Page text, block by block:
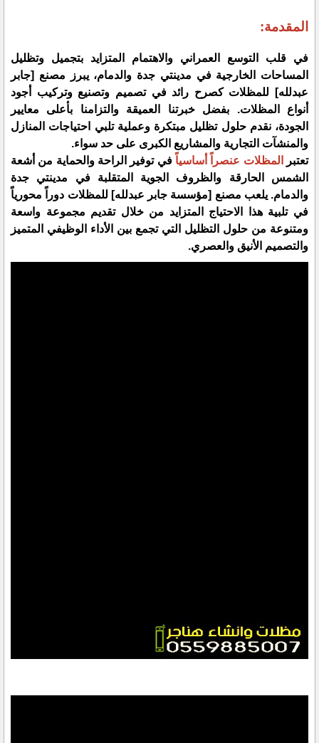
المقدمة:
في قلب التوسع العمراني والاهتمام المتزايد بتجميل وتظليل
المساحات الخارجية في مدينتي جدة والدمام، يبرز مصنع [جابر
عبدلله] للمظلات كصرح رائد في تصميم وتصنيع وتركيب أجود
أنواع المظلات. بفضل خبرتنا العميقة والتزامنا بأعلى معايير
الجودة، نقدم حلول تظليل مبتكرة وعملية تلبي احتياجات المنازل
والمنشآت التجارية والمشاريع الكبرى على حد سواء.
تعتبر
المظلات عنصراً أساسياًفي توفير الراحة والحماية من أشعة
الشمس الحارقة والظروف الجوية المتقلبة في مدينتي جدة
والدمام. يلعب مصنع [مؤسسة جابر عبدلله] للمظلات دوراً محورياً
في تلبية هذا الاحتياج المتزايد من خلال تقديم مجموعة واسعة
ومتنوعة من حلول التظليل التي تجمع بين الأداء الوظيفي المتميز
والتصميم الأنيق والعصري.